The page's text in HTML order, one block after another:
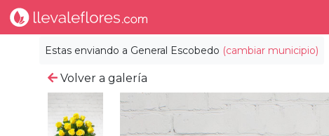
Estas enviando a General Escobedo (cambiar municipio)
Volver a galería